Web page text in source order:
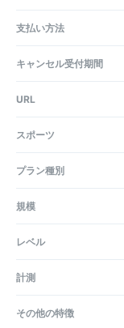
支払い方法
キャンセル受付期間
URL
スポーツ
プラン種別
規模
レベル
計測
その他の特徴